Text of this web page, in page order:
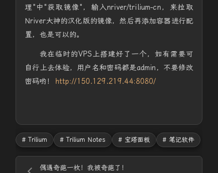
理"中"获取镜像"，输入nriver/trilium-cn，来拉取
Nriver大神的汉化版的镜像，然后再添加容器进行配
置，也是可以的。
我在临时的VPS上搭建好了一个，如有需要可
自行上去体验，用户名和密码都是admin，不要修改
密码哟！
http://150.129.219.44:8080/
# Trilium # Trilium Notes # 宝塔面板 # 笔记软件
偶遇奇葩一枚！我被奇葩了！